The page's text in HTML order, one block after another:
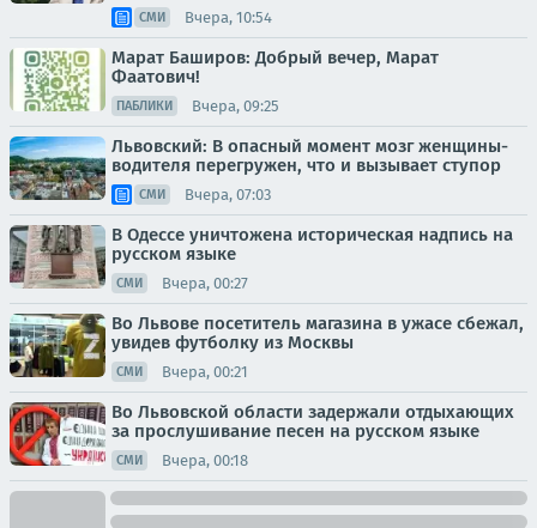
СМИ Вчера, 10:54
Марат Баширов: Добрый вечер, Марат
Фаатович!
ПАБЛИКИ Вчера, 09:25
Львовский: В опасный момент мозг женщины-
водителя перегружен, что и вызывает ступор
СМИ Вчера, 07:03
В Одессе уничтожена историческая надпись на
русском языке
СМИ Вчера, 00:27
Во Львове посетитель магазина в ужасе сбежал,
увидев футболку из Москвы
СМИ Вчера, 00:21
Во Львовской области задержали отдыхающих
за прослушивание песен на русском языке
СМИ Вчера, 00:18